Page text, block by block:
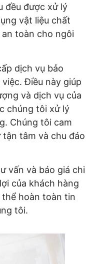
đều được xử lý
vật liệu chất
toàn cho ngôi
dịch vụ bảo
Điều này giúp
và dịch vụ của
chúng tôi xử lý
Chúng tôi cam
tâm và chu đáo
vấn và báo giá chi
của khách hàng
thể hoàn toàn tin
tôi.